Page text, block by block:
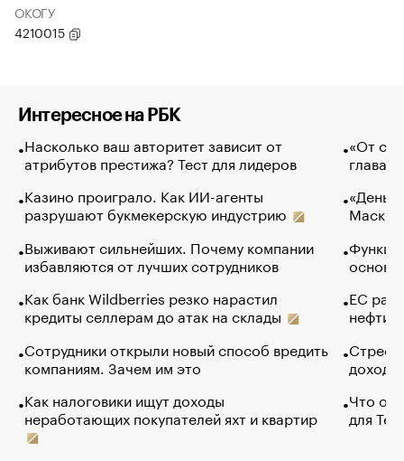
ОКОГУ
4210015
Интересное на РБК
Насколько ваш авторитет зависит от
атрибутов престижа? Тест для лидеров
Казино проиграло. Как ИИ-агенты
разрушают букмекерскую индустрию
Выживают сильнейших. Почему компании
избавляются от лучших сотрудников
Как банк Wildberries резко нарастил
кредиты селлерам до атак на склады
Сотрудники открыли новый способ вредить
компаниям. Зачем им это
Как налоговики ищут доходы
неработающих покупателей яхт и квартир
«От
глава
Маск в
основ
ЕС
нефти
Что
для